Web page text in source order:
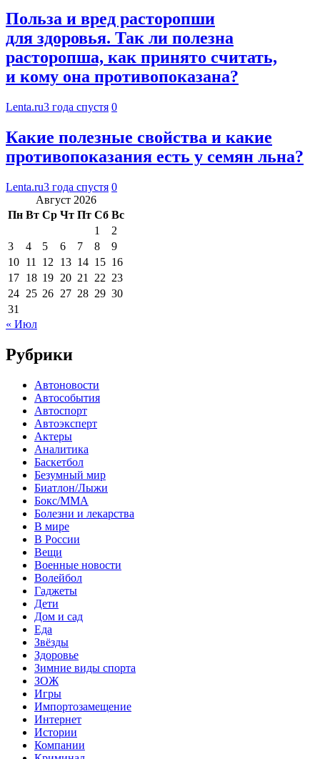
Польза и вред расторопши
для здоровья. Так ли полезна
расторопша, как принято считать,
и кому она противопоказана?
Lenta.ru3 года спустя 0
Какие полезные свойства и какие
противопоказания есть у семян льна?
Lenta.ru3 года спустя 0
Август 2026
Пн Вт Ср Чт Пт Сб Вс
1
2
3
4 5 6 7 8
9
10 11 12 13 14 15 16
17 18 19 20 21 22 23
24 25 26 27 28 29 30
31
« Июл
Рубрики
Автоновости
Автособытия
Автоспорт
Автоэксперт
Актеры
Аналитика
Баскетбол
Безумный мир
Биатлон/Лыжи
Бокс/MMA
Болезни и лекарства
В мире
В России
Вещи
Военные новости
Волейбол
Гаджеты
Дети
Дом и сад
Еда
Звёзды
Здоровье
Зимние виды спорта
ЗОЖ
Игры
Импортозамещение
Интернет
Истории
Компании